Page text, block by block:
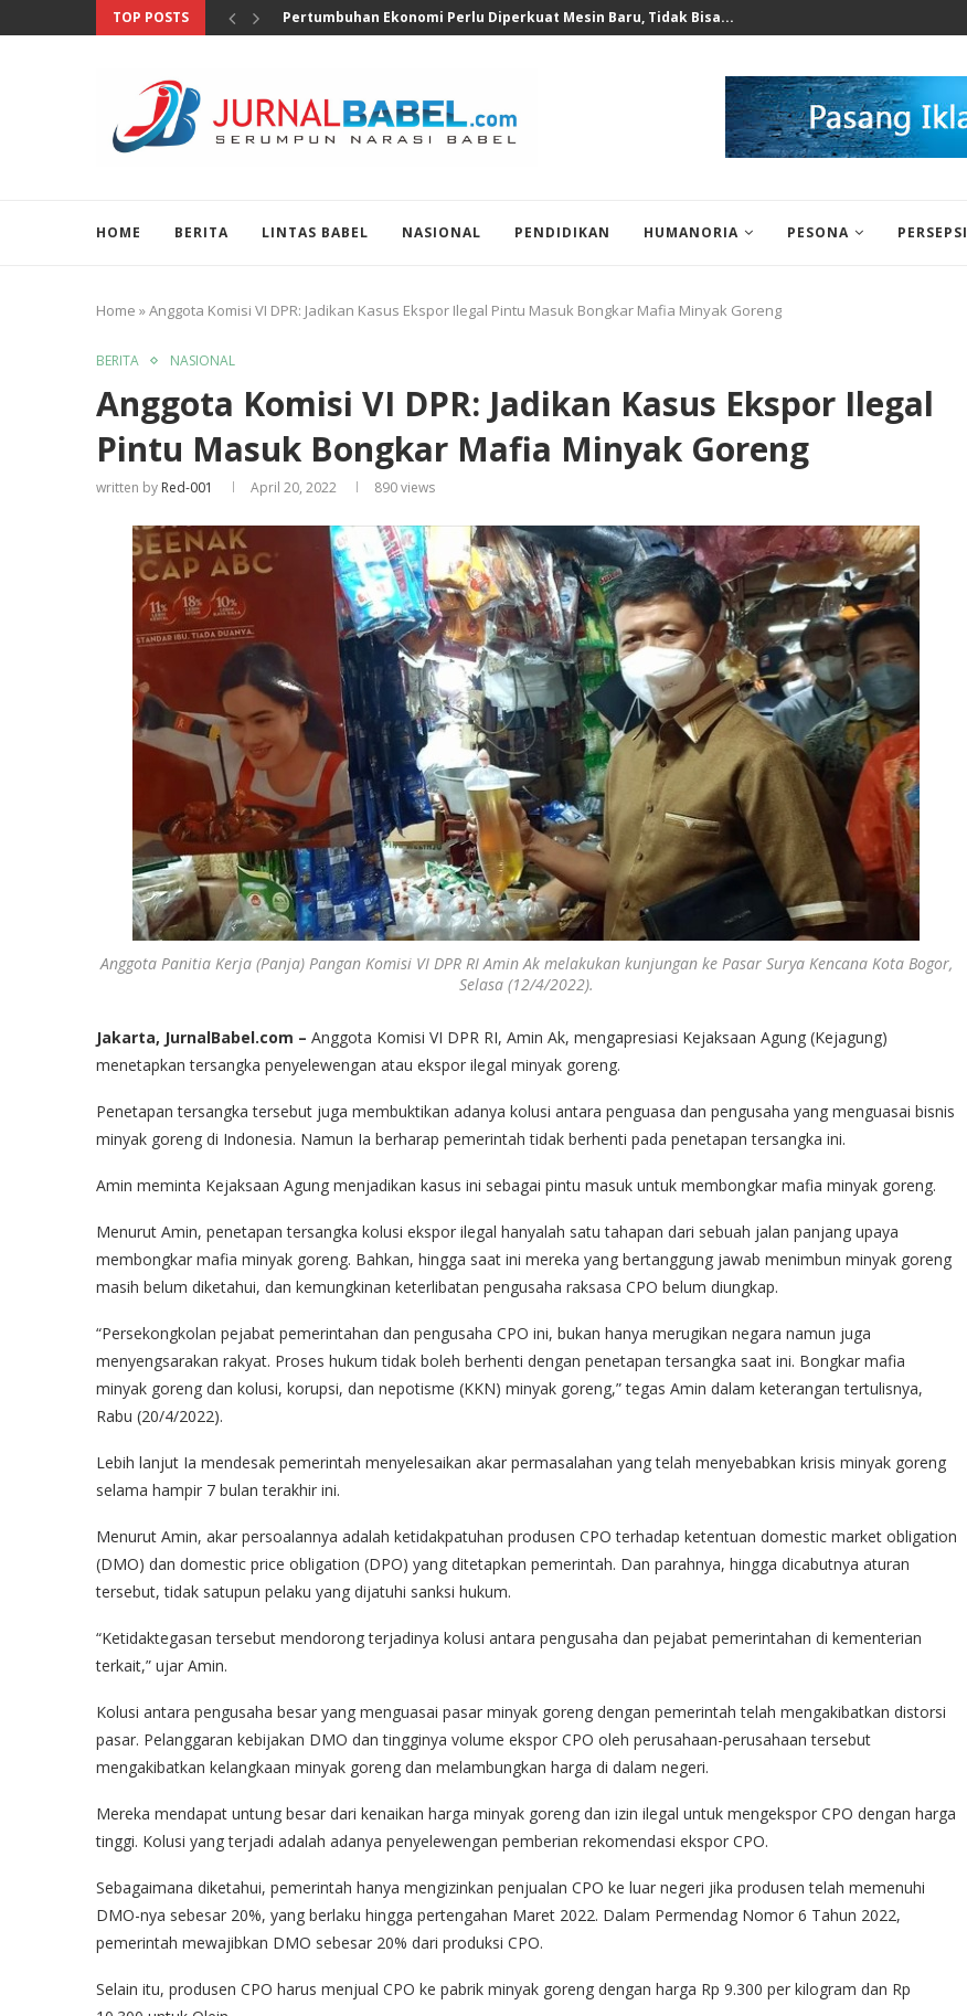
TOP POSTS Anggota DPR Salurkan Bantuan untuk Korban Puting Beliung...
HOME BERITA LINTAS BABEL NASIONAL PENDIDIKAN HUMANORIA PESONA PERSEPSI
Home »Anggota Komisi VI DPR: Jadikan Kasus Ekspor Ilegal Pintu Masuk Bongkar Mafia Minyak Goreng
BERITA NASIONAL
Anggota Komisi VI DPR: Jadikan Kasus Ekspor Ilegal
Pintu Masuk Bongkar Mafia Minyak Goreng
written by Red-001 April 20, 2022 890views
Anggota Panitia Kerja (Panja) Pangan Komisi VI DPR RI Amin Ak melakukan kunjungan ke Pasar Surya Kencana Kota Bogor,
Selasa (12/4/2022).
Jakarta, JurnalBabel.com – Anggota Komisi VI DPR RI, Amin Ak, mengapresiasi Kejaksaan Agung (Kejagung)
menetapkan tersangka penyelewengan atau ekspor ilegal minyak goreng.
Penetapan tersangka tersebut juga membuktikan adanya kolusi antara penguasa dan pengusaha yang menguasai bisnis
minyak goreng di Indonesia. Namun Ia berharap pemerintah tidak berhenti pada penetapan tersangka ini.
Amin meminta Kejaksaan Agung menjadikan kasus ini sebagai pintu masuk untuk membongkar mafia minyak goreng.
Menurut Amin, penetapan tersangka kolusi ekspor ilegal hanyalah satu tahapan dari sebuah jalan panjang upaya
membongkar mafia minyak goreng. Bahkan, hingga saat ini mereka yang bertanggung jawab menimbun minyak goreng
masih belum diketahui, dan kemungkinan keterlibatan pengusaha raksasa CPO belum diungkap.
“Persekongkolan pejabat pemerintahan dan pengusaha CPO ini, bukan hanya merugikan negara namun juga
menyengsarakan rakyat. Proses hukum tidak boleh berhenti dengan penetapan tersangka saat ini. Bongkar mafia
minyak goreng dan kolusi, korupsi, dan nepotisme (KKN) minyak goreng,” tegas Amin dalam keterangan tertulisnya,
Rabu (20/4/2022).
Lebih lanjut Ia mendesak pemerintah menyelesaikan akar permasalahan yang telah menyebabkan krisis minyak goreng
selama hampir 7 bulan terakhir ini.
Menurut Amin, akar persoalannya adalah ketidakpatuhan produsen CPO terhadap ketentuan domestic market obligation
(DMO) dan domestic price obligation (DPO) yang ditetapkan pemerintah. Dan parahnya, hingga dicabutnya aturan
tersebut, tidak satupun pelaku yang dijatuhi sanksi hukum.
“Ketidaktegasan tersebut mendorong terjadinya kolusi antara pengusaha dan pejabat pemerintahan di kementerian
terkait,” ujar Amin.
Kolusi antara pengusaha besar yang menguasai pasar minyak goreng dengan pemerintah telah mengakibatkan distorsi
pasar. Pelanggaran kebijakan DMO dan tingginya volume ekspor CPO oleh perusahaan-perusahaan tersebut
mengakibatkan kelangkaan minyak goreng dan melambungkan harga di dalam negeri.
Mereka mendapat untung besar dari kenaikan harga minyak goreng dan izin ilegal untuk mengekspor CPO dengan harga
tinggi. Kolusi yang terjadi adalah adanya penyelewengan pemberian rekomendasi ekspor CPO.
Sebagaimana diketahui, pemerintah hanya mengizinkan penjualan CPO ke luar negeri jika produsen telah memenuhi
DMO-nya sebesar 20%, yang berlaku hingga pertengahan Maret 2022. Dalam Permendag Nomor 6 Tahun 2022,
pemerintah mewajibkan DMO sebesar 20% dari produksi CPO.
Selain itu, produsen CPO harus menjual CPO ke pabrik minyak goreng dengan harga Rp 9.300 per kilogram dan Rp